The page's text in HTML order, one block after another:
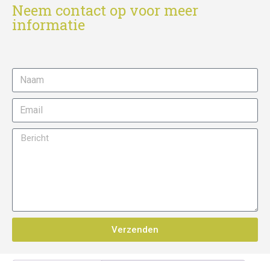
Neem contact op voor meer
informatie
Verzenden